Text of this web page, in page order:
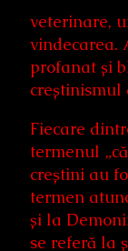
veterinare,
vindecarea.
profanat și
creștinismul
Fiecare
termenul
creștini au
termen
și la
se referă la